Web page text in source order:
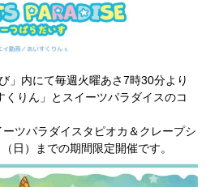
」内にて毎週火曜あさ7時30分より
りん」とスイーツパラダイスのコ
ツパラダイスタピオカ＆クレープシ
日）までの期間限定開催です。